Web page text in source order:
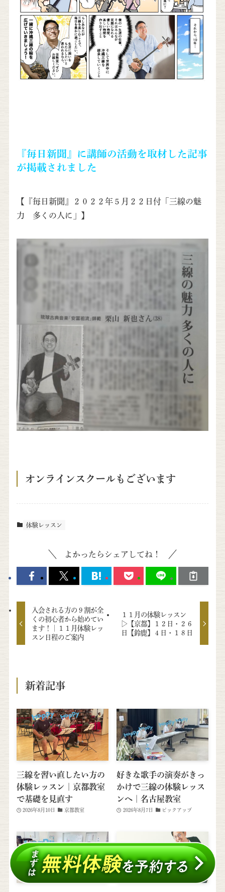
『毎日新聞』に講師の活動を取材した記事
が掲載されました
【『毎日新聞』２０２２年５月２２日付「三線の魅
力 多くの人に」】
オンラインスクールもございます
体験レッスン
よかったらシェアしてね！
入会される方の９割が全
くの初心者から始めてい
ます！｜１１月体験レッ
スン日程のご案内
１１月の体験レッスン
▷【京都】１２日・２６
日【鈴鹿】４日・１８日
新着記事
三線を習い直したい方の
体験レッスン｜京都教室
で基礎を見直す
2026年8月10日 京都教室
好きな歌手の演奏がきっ
かけで三線の体験レッス
ンへ｜名古屋教室
2026年8月7日 ピックアップ